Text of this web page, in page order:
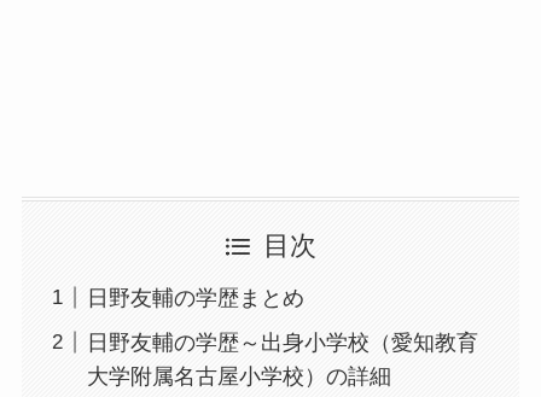
目次
日野友輔の学歴まとめ
日野友輔の学歴～出身小学校（愛知教育
大学附属名古屋小学校）の詳細